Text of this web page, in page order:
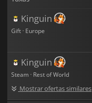
Kinguin
Gift · Europe
Kinguin
Steam · Rest of World
Mostrar ofertas similares